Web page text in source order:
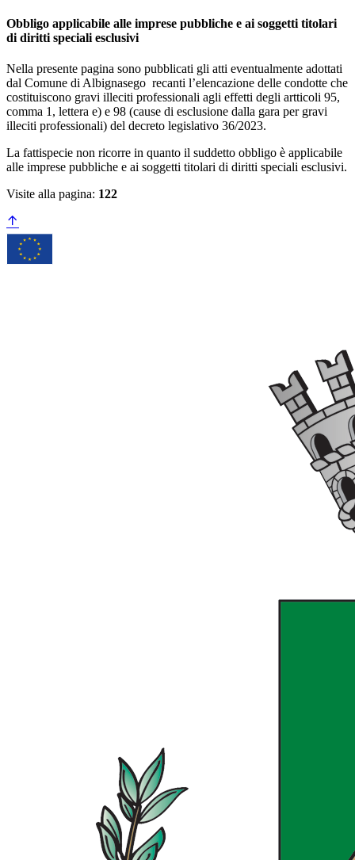
Obbligo applicabile alle imprese pubbliche e ai soggetti titolari
di diritti speciali esclusivi
Nella presente pagina sono pubblicati gli atti eventualmente adottati
dal Comune di Albignasego recanti l’elencazione delle condotte che
costituiscono gravi illeciti professionali agli effetti degli artticoli 95,
comma 1, lettera e) e 98 (cause di esclusione dalla gara per gravi
illeciti professionali) del decreto legislativo 36/2023.
La fattispecie non ricorre in quanto il suddetto obbligo è applicabile
alle imprese pubbliche e ai soggetti titolari di diritti speciali esclusivi.
Visite alla pagina: 122